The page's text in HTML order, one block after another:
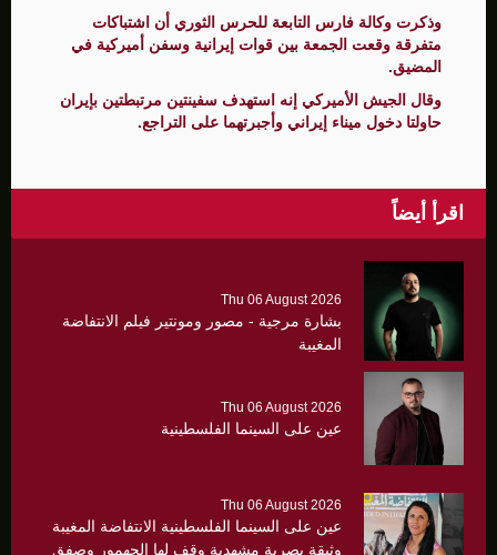
وذكرت ‌وكالة فارس التابعة للحرس الثوري أن اشتباكات
متفرقة وقعت الجمعة بين قوات إيرانية وسفن أميركية في
المضيق.
وقال ‌الجيش الأميركي إنه استهدف سفينتين مرتبطتين بإيران
حاولتا دخول ميناء إيراني وأجبرتهما على التراجع.
اقرأ أيضاً
Thu 06 August 2026
بشارة مرجية - مصور ومونتير فيلم الانتفاضة
المغيبة
Thu 06 August 2026
عين على السينما الفلسطينية
Thu 06 August 2026
عين على السينما الفلسطينية الانتفاضة المغيبة
وثيقة بصرية مشهدية وقف لها الجهمور وصفق